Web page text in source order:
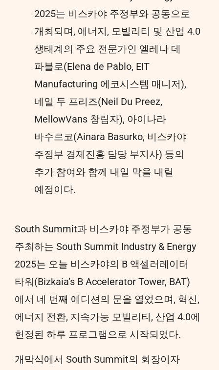
2025는 비스카야 주정부와 공동으로
개최되며, 에너지, 모빌리티 및 산업 4.0
생태계의 주요 전문가인 엘레나 데
파블로(Elena de Pablo, EIT
Manufacturing 에코시스템 매니저),
네일 두 프리즈(Neil Du Preez,
MellowVans 창립자), 아이나라
바수르코(Ainara Basurko, 비스카야
주정부 경제진흥 담당 부지사) 등의
추가 참여와 함께 내일 막을 내릴
예정이다.
South Summit과 비스카야 주정부가 공동
주최하는 South Summit Industry & Energy
2025는 오늘 비스카야의 B 액셀러레이터
타워(Bizkaia’s B Accelerator Tower, BAT)
에서 네 번째 에디션의 문을 열었으며, 혁신,
에너지 전환, 지속가능 모빌리티, 산업 4.0에
헌정된 하루 프로그램으로 시작되었다.
개막식에서 South Summit의 회장이자